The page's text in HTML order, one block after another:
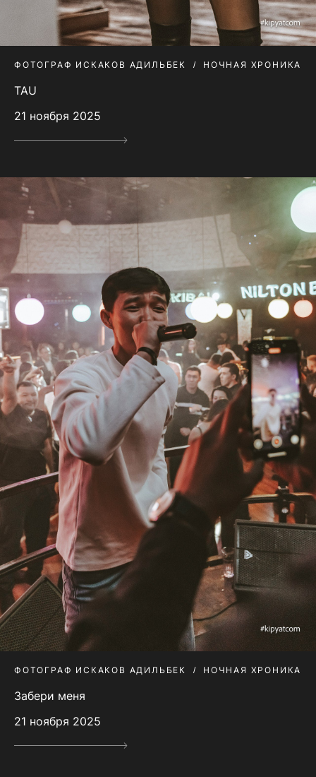
ФОТОГРАФ ИСКАКОВ АДИЛЬБЕК НОЧНАЯ ХРОНИКА
TAU
21 ноября 2025
ФОТОГРАФ ИСКАКОВ АДИЛЬБЕК НОЧНАЯ ХРОНИКА
Забери меня
21 ноября 2025